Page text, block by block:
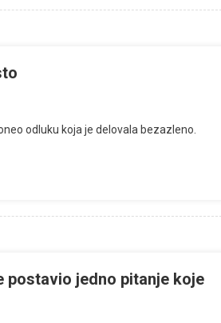
odluku koja je delovala bezazleno.
postavio jedno pitanje koje